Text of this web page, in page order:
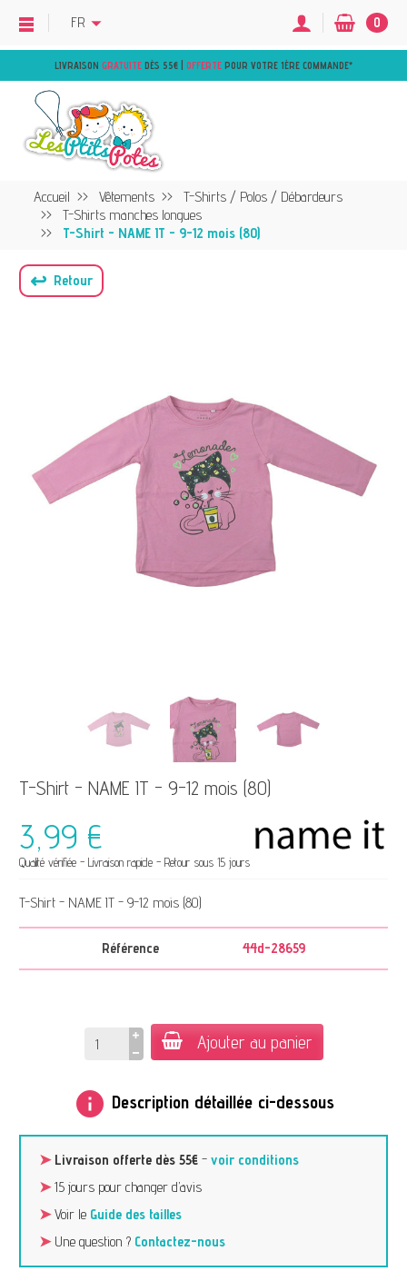
LIVRAISON GRATUITE DÈS 55€ | OFFERTE POUR VOTRE 1ÈRE COMMANDE*
FR 0
Accueil Vêtements
T-Shirts / Polos / Débardeurs
T-Shirts manches longues
T-Shirt - NAME IT - 9-12 mois (80)
↩ Retour
T-Shirt - NAME IT - 9-12 mois (80)
3,99 €
Qualité vérifiée - Livraison rapide - Retour sous 15 jours
T-Shirt - NAME IT - 9-12 mois (80)
Référence 44d-28659
Ajouter au panier
info Description détaillée ci-dessous
➤ Livraison offerte dès 55€ -voir conditions
➤15 jours pour changer d’avis
➤Voir le Guide des tailles
➤Une question ? Contactez-nous